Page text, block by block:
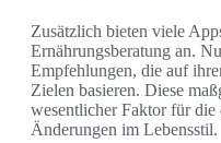
Zusätzlich bieten viele
Ernährungsberatung an.
Empfehlungen, die auf
Zielen basieren. Diese
wesentlicher Faktor für
Änderungen im Lebensstil.